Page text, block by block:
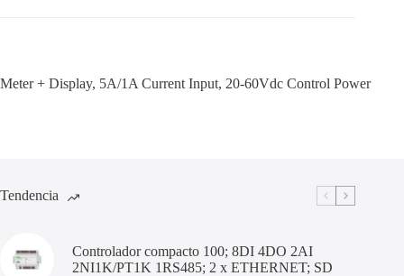
Meter + Display, 5A/1A Current Input, 20-60Vdc Control Power
Tendencia
Controlador compacto 100; 8DI 4DO 2AI
2NI1K/PT1K 1RS485; 2 x ETHERNET; SD